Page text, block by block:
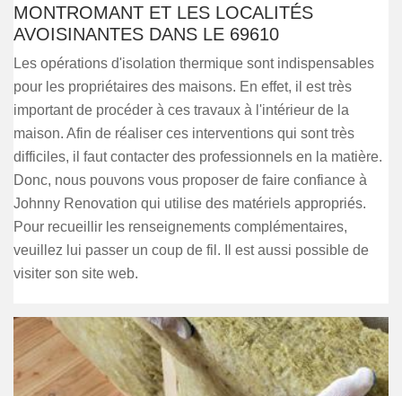
MONTROMANT ET LES LOCALITÉS
AVOISINANTES DANS LE 69610
Les opérations d'isolation thermique sont indispensables
pour les propriétaires des maisons. En effet, il est très
important de procéder à ces travaux à l'intérieur de la
maison. Afin de réaliser ces interventions qui sont très
difficiles, il faut contacter des professionnels en la matière.
Donc, nous pouvons vous proposer de faire confiance à
Johnny Renovation qui utilise des matériels appropriés.
Pour recueillir les renseignements complémentaires,
veuillez lui passer un coup de fil. Il est aussi possible de
visiter son site web.